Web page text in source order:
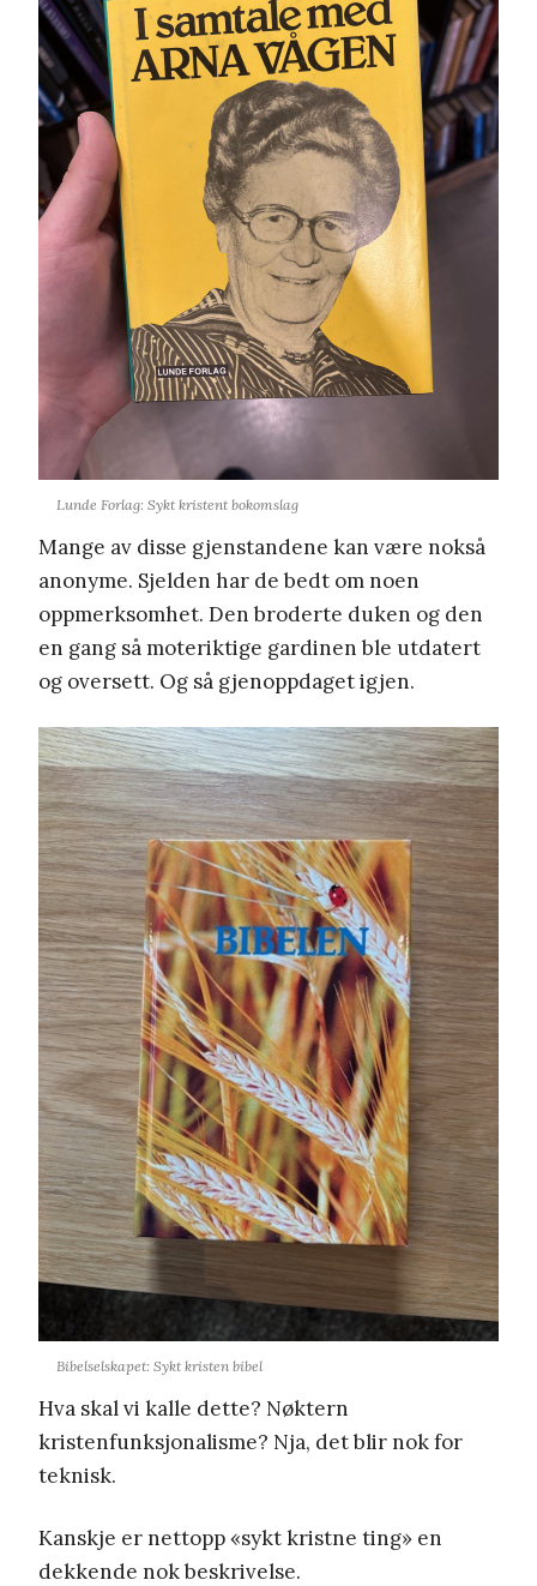
Lunde Forlag: Sykt kristent bokomslag
Mange av disse gjenstandene kan være nokså
anonyme. Sjelden har de bedt om noen
oppmerksomhet. Den broderte duken og den
en gang så moteriktige gardinen ble utdatert
og oversett. Og så gjenoppdaget igjen.
Bibelselskapet: Sykt kristen bibel
Hva skal vi kalle dette? Nøktern
kristenfunksjonalisme? Nja, det blir nok for
teknisk.
Kanskje er nettopp «sykt kristne ting» en
dekkende nok beskrivelse.